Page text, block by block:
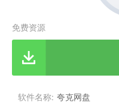
免费资源
软件名称 夸克网盘